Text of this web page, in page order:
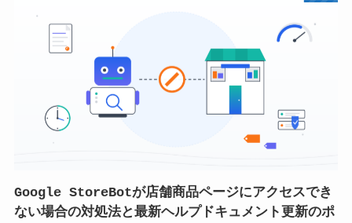
Google StoreBotが店舗商品ページにアクセスでき
ない場合の対処法と最新ヘルプドキュメント更新のポ